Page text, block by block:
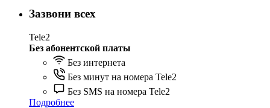
Зазвони всех
Tele2
Без абонентской платы
Без интернета
Без минут на номера Tele2
Без SMS на номера Tele2
Подробнее